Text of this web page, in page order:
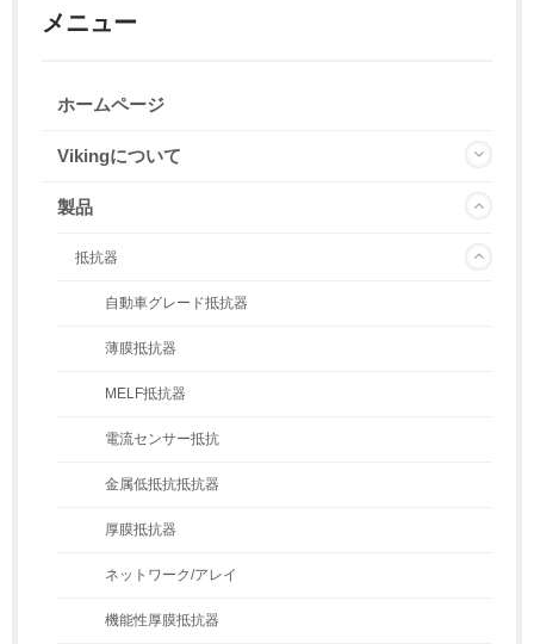
メニュー
ホームページ
Vikingについて
製品
抵抗器
自動車グレード抵抗器
薄膜抵抗器
MELF抵抗器
電流センサー抵抗
金属低抵抗抵抗器
厚膜抵抗器
ネットワーク/アレイ
機能性厚膜抵抗器